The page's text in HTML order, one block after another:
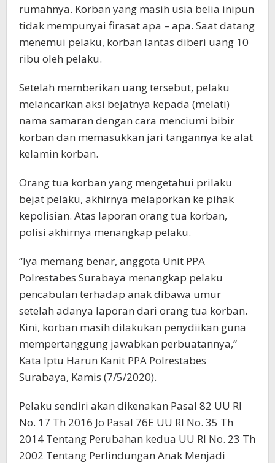
rumahnya. Korban yang masih usia belia inipun
tidak mempunyai firasat apa – apa. Saat datang
menemui pelaku, korban lantas diberi uang 10
ribu oleh pelaku.
Setelah memberikan uang tersebut, pelaku
melancarkan aksi bejatnya kepada (melati)
nama samaran dengan cara menciumi bibir
korban dan memasukkan jari tangannya ke alat
kelamin korban.
Orang tua korban yang mengetahui prilaku
bejat pelaku, akhirnya melaporkan ke pihak
kepolisian. Atas laporan orang tua korban,
polisi akhirnya menangkap pelaku.
“Iya memang benar, anggota Unit PPA
Polrestabes Surabaya menangkap pelaku
pencabulan terhadap anak dibawa umur
setelah adanya laporan dari orang tua korban.
Kini, korban masih dilakukan penydiikan guna
mempertanggung jawabkan perbuatannya,”
Kata Iptu Harun Kanit PPA Polrestabes
Surabaya, Kamis (7/5/2020).
Pelaku sendiri akan dikenakan Pasal 82 UU RI
No. 17 Th 2016 Jo Pasal 76E UU RI No. 35 Th
2014 Tentang Perubahan kedua UU RI No. 23 Th
2002 Tentang Perlindungan Anak Menjadi